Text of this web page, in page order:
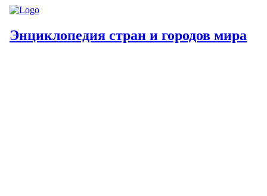
Энциклопедия стран и городов мира